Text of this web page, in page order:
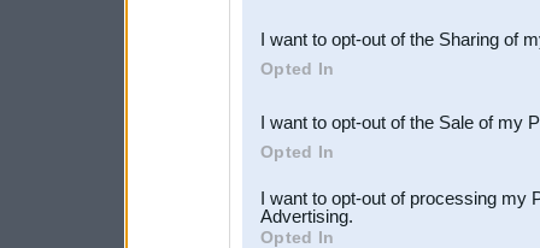
Downstream Participants
third parties.
I want to opt-out of the Sharing of
Opted In
I want to opt-out of the Sale of my
Opted In
I want to opt-out of processing my
Advertising.
Opted In